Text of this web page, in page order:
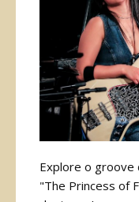
Explore o groove
"The Princess of